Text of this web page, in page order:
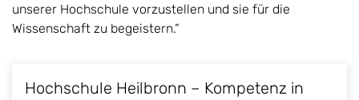
unserer Hochschule vorzustellen und sie für die
Wissenschaft zu begeistern.“
Hochschule Heilbronn – Kompetenz in